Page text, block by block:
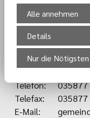
Hauptstraße 19
02733 Cunewalde
Telefon:
Telefax:
E-Mail:
Alle annehmen
Details
Nur die Nötigsten